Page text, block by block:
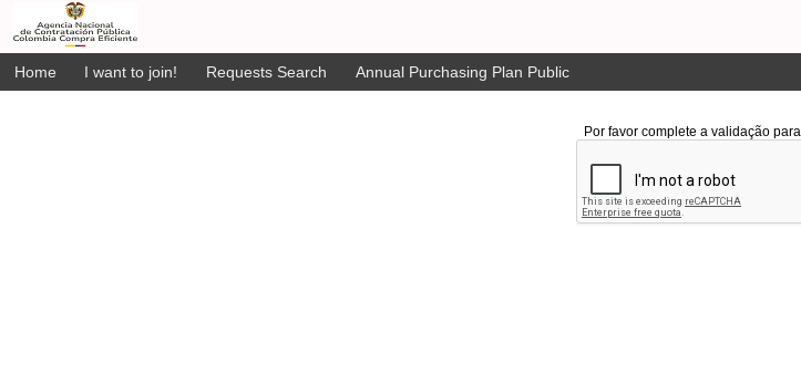
Home I want to join! Requests Search Annual Purchasing Plan Public
Por favor complete a validação